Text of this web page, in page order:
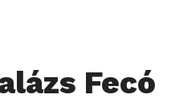
Fecó